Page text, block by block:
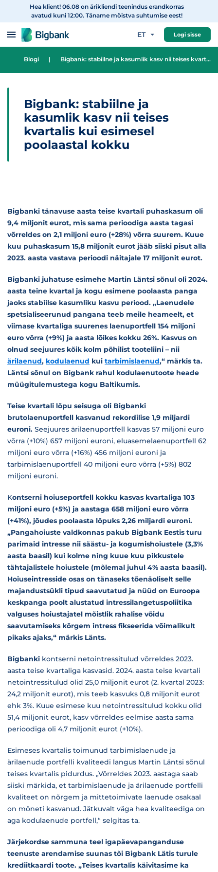
Hüppa sisu juurde
Hea klient! 06.08 on ärikliendi teenindus erandkorras
avatud kuni 12:00. Täname mõistva suhtumise eest!
ET Logi sisse
Blogi | Bigbank: stabiilne ja kasumlik kasv nii teises kvartalis kui esimesel poolaastal kokku
Bigbank: stabiilne ja
kasumlik kasv nii teises
kvartalis kui esimesel
poolaastal kokku
Bigbanki tänavuse aasta teise kvartali puhaskasum oli
9,4 miljonit eurot, mis sama perioodiga aasta tagasi
võrreldes on 2,1 miljoni euro (+28%) võrra suurem. Kuue
kuu puhaskasum 15,8 miljonit eurot jääb siiski pisut alla
2023. aasta vastava perioodi näitajale 17 miljonit eurot.
Bigbanki juhatuse esimehe Martin Läntsi sõnul oli 2024.
aasta teine kvartal ja kogu esimene poolaasta panga
jaoks stabiilse kasumliku kasvu periood. „Laenudele
spetsialiseerunud pangana teeb meile heameelt, et
viimase kvartaliga suurenes laenuportfell 154 miljoni
euro võrra (+9%) ja aasta lõikes kokku 26%. Kasvus on
olnud seejuures kõik kolm põhilist tooteliini – nii
ärilaenud, kodulaenud kui tarbimislaenud,“ märkis ta.
Läntsi sõnul on Bigbank rahul kodulaenutoote heade
müügitulemustega kogu Baltikumis.
Teise kvartali lõpu seisuga oli Bigbanki
brutolaenuportfell kasvanud rekordilise 1,9 miljardi
euroni. Seejuures ärilaenuportfell kasvas 57 miljoni euro
võrra (+10%) 657 miljoni euroni, eluasemelaenuportfell 62
miljoni euro võrra (+16%) 456 miljoni euroni ja
tarbimislaenuportfell 40 miljoni euro võrra (+5%) 802
miljoni euroni.
Kontserni hoiuseportfell kokku kasvas kvartaliga 103
miljoni euro (+5%) ja aastaga 658 miljoni euro võrra
(+41%), jõudes poolaasta lõpuks 2,26 miljardi euroni.
„Pangahoiuste valdkonnas pakub Bigbank Eestis turu
parimaid intresse nii säästu- ja kogumishoiustele (3,3%
aasta baasil) kui kolme ning kuue kuu pikkustele
tähtajalistele hoiustele (mõlemal juhul 4% aasta baasil).
Hoiuseintresside osas on tänaseks tõenäoliselt selle
majandustsükli tipud saavutatud ja nüüd on Euroopa
keskpanga poolt alustatud intressilangetuspoliitika
valguses hoiustajatel mõistlik rahalise võidu
saavutamiseks kõrgem intress fikseerida võimalikult
pikaks ajaks,“ märkis Länts.
Bigbanki kontserni netointressitulud võrreldes 2023.
aasta teise kvartaliga kasvasid. 2024. aasta teise kvartali
netointressitulud olid 25,0 miljonit eurot (2. kvartal 2023:
24,2 miljonit eurot), mis teeb kasvuks 0,8 miljonit eurot
ehk 3%. Kuue esimese kuu netointressitulud kokku olid
51,4 miljonit eurot, kasv võrreldes eelmise aasta sama
perioodiga oli 4,7 miljonit eurot (+10%).
Esimeses kvartalis toimunud tarbimislaenude ja
ärilaenude portfelli kvaliteedi langus Martin Läntsi sõnul
teises kvartalis pidurdus. „Võrreldes 2023. aastaga saab
siiski märkida, et tarbimislaenude ja ärilaenude portfelli
kvaliteet on nõrgem ja mittetoimivate laenude osakaal
on mõneti kasvanud. Jätkuvalt väga hea kvaliteediga on
aga kodulaenude portfell,“ selgitas ta.
Järjekordse sammuna teel igapäevapanganduse
teenuste arendamise suunas tõi Bigbank Lätis turule
krediitkaardi toote. „Teises kvartalis käivitasime ka